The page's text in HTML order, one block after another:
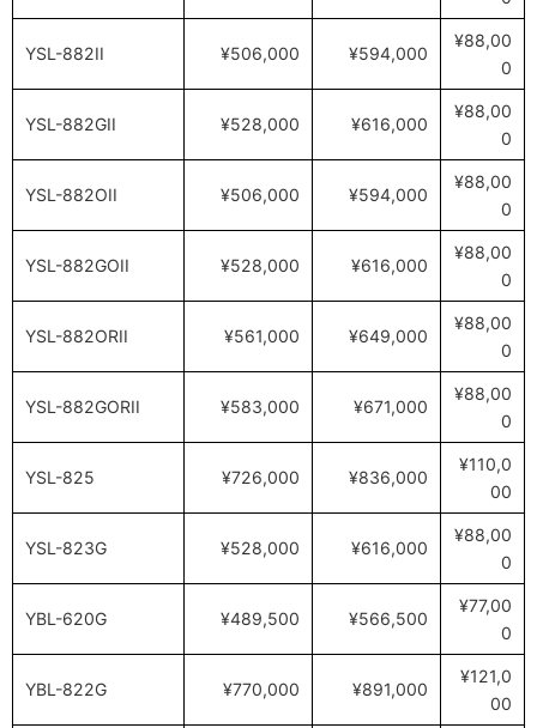
YSL-882II ¥506,000 ¥594,000
¥88,00
0
YSL-882GII ¥528,000 ¥616,000
¥88,00
0
YSL-882OII ¥506,000 ¥594,000
¥88,00
0
YSL-882GOII ¥528,000 ¥616,000
¥88,00
0
YSL-882ORII ¥561,000 ¥649,000
¥88,00
0
YSL-882GORII ¥583,000 ¥671,000
¥88,00
0
YSL-825 ¥726,000 ¥836,000
¥110,0
00
YSL-823G ¥528,000 ¥616,000
¥88,00
0
YBL-620G ¥489,500 ¥566,500
¥77,00
0
YBL-822G ¥770,000 ¥891,000
¥121,0
00